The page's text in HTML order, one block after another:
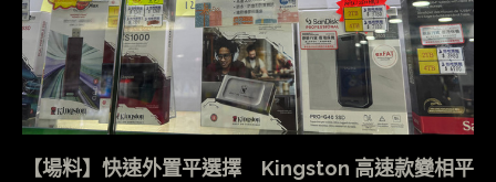
【場料】快速外置平選擇 Kingston 高速款變相平